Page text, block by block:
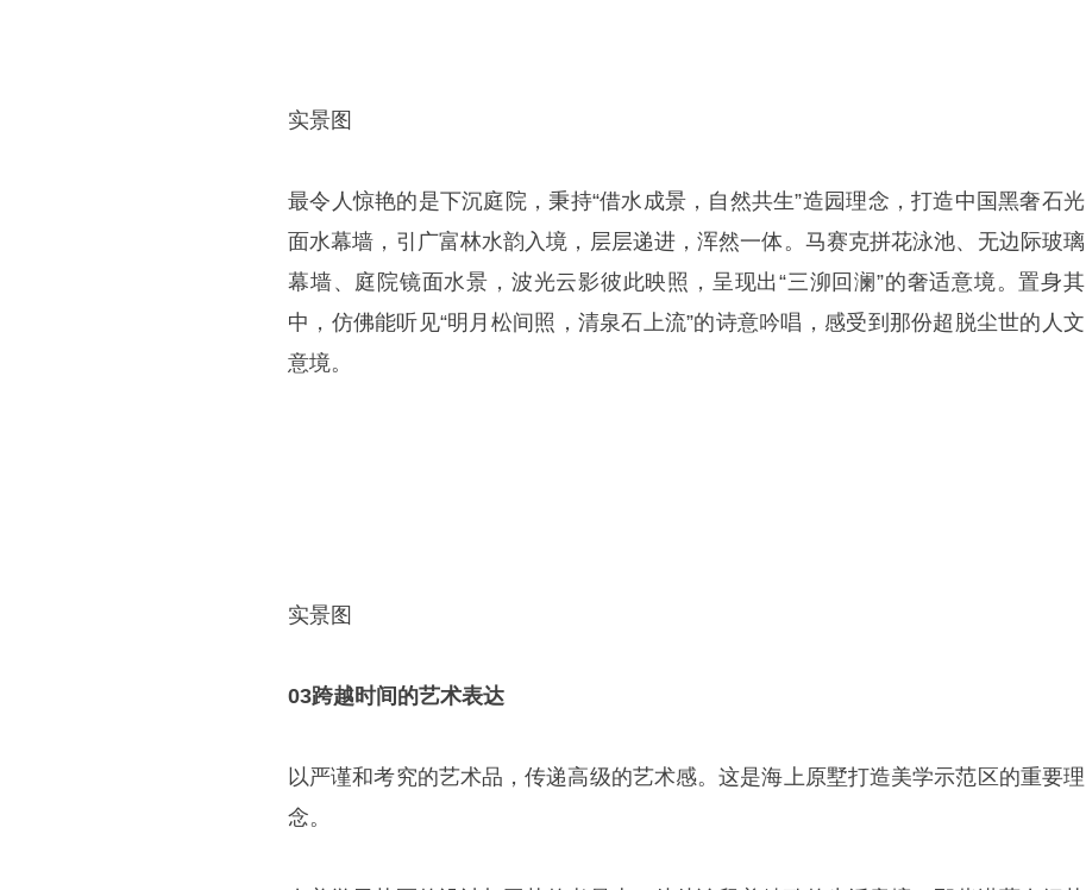
实景图
最令人惊艳的是下沉庭院，秉持“借水成景，自然共生”造园理念，打造中国黑奢石光
面水幕墙，引广富林水韵入境，层层递进，浑然一体。马赛克拼花泳池、无边际玻璃
幕墙、庭院镜面水景，波光云影彼此映照，呈现出“三泖回澜”的奢适意境。置身其
中，仿佛能听见“明月松间照，清泉石上流”的诗意吟唱，感受到那份超脱尘世的人文
意境。
实景图
03跨越时间的艺术表达
以严谨和考究的艺术品，传递高级的艺术感。这是海上原墅打造美学示范区的重要理
念。